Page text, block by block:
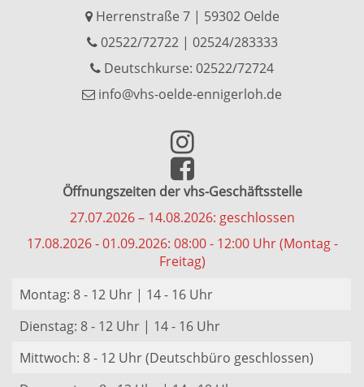
Herrenstraße 7 | 59302 Oelde
02522/72722| 02524/283333
Deutschkurse: 02522/72724
info@vhs-oelde-ennigerloh.de
Öffnungszeiten der vhs-Geschäftsstelle
27.07.2026 – 14.08.2026: geschlossen
17.08.2026 - 01.09.2026: 08:00 - 12:00 Uhr (Montag -
Freitag)
Montag: 8 - 12 Uhr | 14 - 16 Uhr
Dienstag: 8 - 12 Uhr | 14 - 16 Uhr
Mittwoch: 8 - 12 Uhr (Deutschbüro geschlossen)